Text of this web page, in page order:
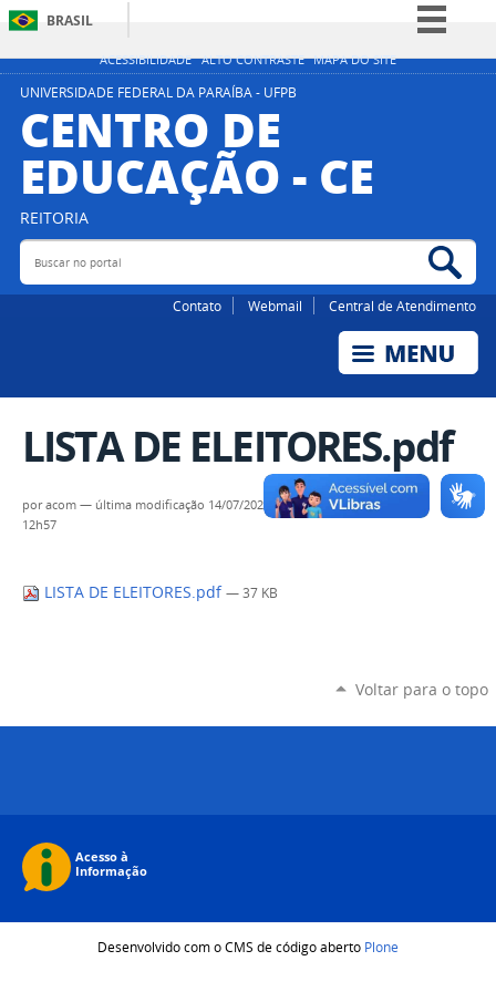
ACESSIBILIDADE ALTO CONTRASTE MAPA DO SITE
BRASIL
Simplifique!
Acesso à informação
Legislação
UNIVERSIDADE FEDERAL DA PARAÍBA - UFPB
CENTRO DE
EDUCAÇÃO - CE
REITORIA
Buscar no portal
Contato Webmail Central de Atendimento
LISTA DE ELEITORES.pdf
poracom — última modificação 14/07/2023
12h57
LISTA DE ELEITORES.pdf — 37 KB
Voltar para o topo
Desenvolvido com o CMS de código aberto Plone